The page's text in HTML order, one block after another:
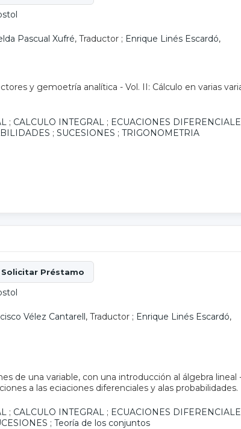
Pascual Xufré, Traductor ; Enrique Linés Escardó,
y gemoetría analítica - Vol. II: Cálculo en varias
; CALCULO INTEGRAL ; ECUACIONES
; SUCESIONES ; TRIGONOMETRIA
Vélez Cantarell, Traductor ; Enrique Linés Escardó,
de una variable, con una introducción al álgebra
a las eciaciones diferenciales y alas probabilidades.
; CALCULO INTEGRAL ; ECUACIONES
; Teoría de los conjuntos